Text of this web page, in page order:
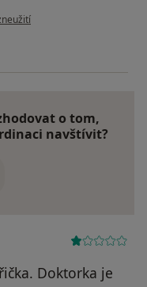
uživatele A. H. K.
o tom,
navštívit?
Doktorka je